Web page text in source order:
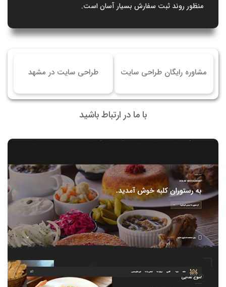
منظور روند ثبت سفارش بسیار آسان است.
مشاوره رایگان طراحی سایت طراحی سایت در مشهد
با ما در ارتباط باشید